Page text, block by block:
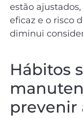
estão
eficaz e o risco
diminui
Hábitos
prevenir